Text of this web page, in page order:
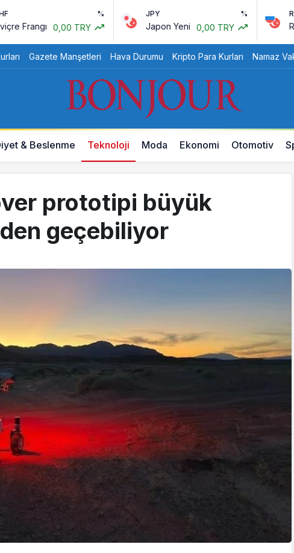
0,00 TRY
JPY
Japon Yeni 0,00 TRY Rus
Gazete Manşetleri Hava Durumu Kripto Para Kurları Namaz
& Beslenme Teknoloji Moda Ekonomi Otomotiv
prototipi büyük
geçebiliyor